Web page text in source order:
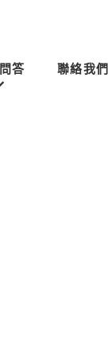
答 聯絡我們